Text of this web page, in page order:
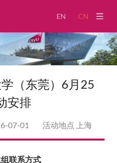
EN CN
（东莞）6月25
安排
07-01 活动地点 上海
组联系方式